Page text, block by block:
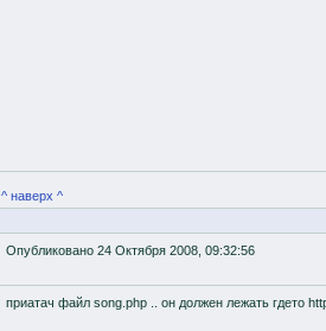
^ наверх ^
Опубликовано 24 Октября 2008, 09:32:56
приатач файл song.php .. он должен лежать гдето